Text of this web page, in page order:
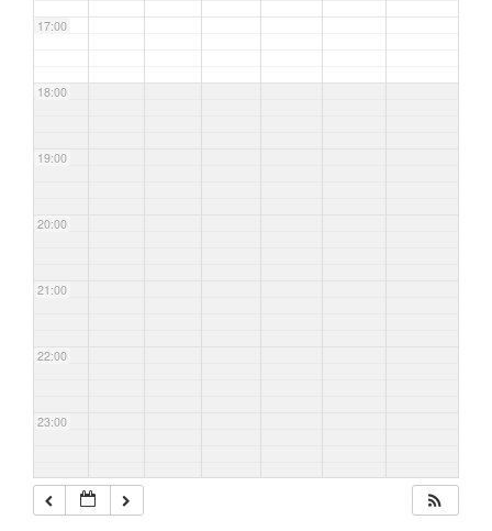
17:00
18:00
19:00
20:00
21:00
22:00
23:00